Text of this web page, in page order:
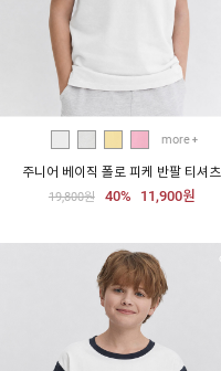
more
주니어 베이직 폴로 피케 반팔 티셔츠
19,800원 40% 11,900원